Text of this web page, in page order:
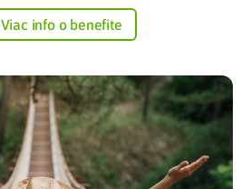
Viac info o benefite